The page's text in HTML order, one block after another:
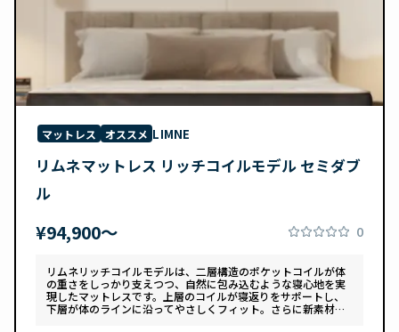
マットレス オススメ LIMNE
リムネマットレス リッチコイルモデル セミダブ
ル
¥94,900〜 0
リムネリッチコイルモデルは、二層構造のポケットコイルが体
の重さをしっかり支えつつ、自然に包み込むような寝心地を実
現したマットレスです。上層のコイルが寝返りをサポートし、
下層が体のラインに沿ってやさしくフィット。さらに新素材